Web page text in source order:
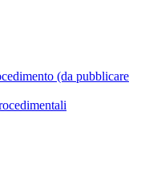
(da pubblicare